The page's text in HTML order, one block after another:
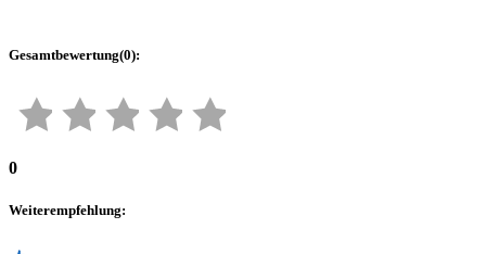
Gesamtbewertung(0):
0
Weiterempfehlung: